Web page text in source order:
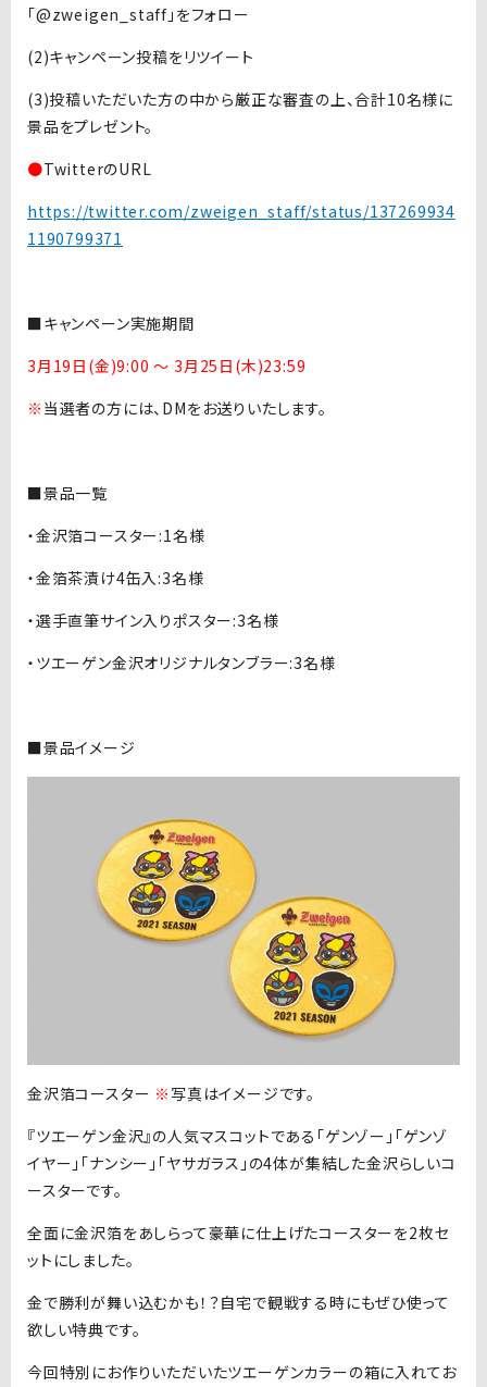
「@zweigen_staff」をフォロー
(2)キャンペーン投稿をリツイート
(3)投稿いただいた方の中から厳正な審査の上、合計10名様に
景品をプレゼント。
●TwitterのURL
https://twitter.com/zweigen_staff/status/137269934
1190799371
■キャンペーン実施期間
3月19日(金)9:00 〜 3月25日(木)23:59
※ 当選者の方には、DMをお送りいたします。
■景品一覧
・金沢箔コースター:1名様
・金箔茶漬け4缶入:3名様
・選手直筆サイン入りポスター:3名様
・ツエーゲン金沢オリジナルタンブラー:3名様
■景品イメージ
金沢箔コースター ※ 写真はイメージです。
『ツエーゲン金沢』の人気マスコットである「ゲンゾー」「ゲンゾ
イヤー」「ナンシー」「ヤサガラス」の4体が集結した金沢らしいコ
ースターです。
全面に金沢箔をあしらって豪華に仕上げたコースターを2枚セ
ットにしました。
金で勝利が舞い込むかも！？自宅で観戦する時にもぜひ使って
欲しい特典です。
今回特別にお作りいただいたツエーゲンカラーの箱に入れてお